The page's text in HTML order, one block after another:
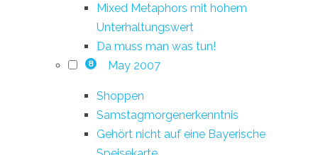
Mixed Metaphors mit hohem
Unterhaltungswert
Da muss man was tun!
8 May 2007
Shoppen
Samstagmorgenerkenntnis
Gehört nicht auf eine Bayerische